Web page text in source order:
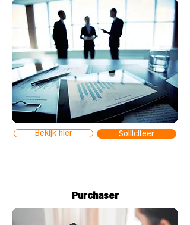
Bekijk hier Solliciteer
Purchaser